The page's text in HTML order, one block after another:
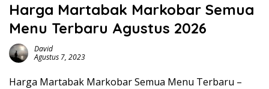
Harga Martabak Markobar Semua
Menu Terbaru Agustus 2026
David
Agustus 7, 2023
Harga Martabak Markobar Semua Menu Terbaru –